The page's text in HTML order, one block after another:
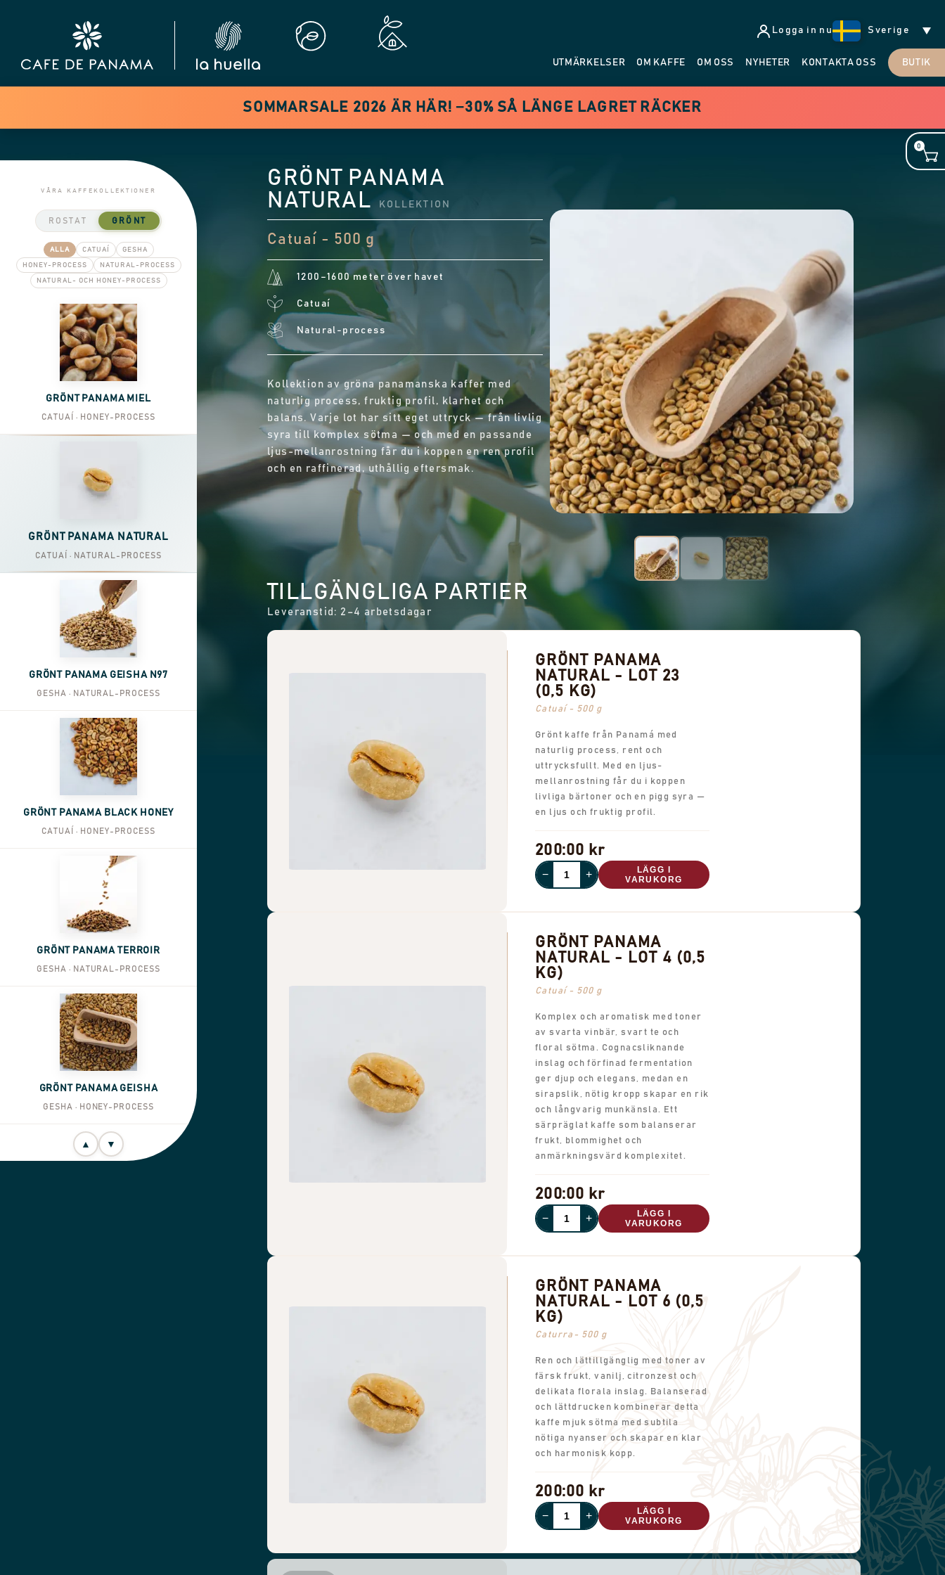
Logga in nu Sverige
UTMÄRKELSER OM KAFFE OM OSS NYHETER KONTAKTA OSS BUTIK
0
SOMMARSALE 2026 ÄR HÄR! −30% SÅ LÄNGE LAGRET RÄCKER
VÅRA KAFFEKOLLEKTIONER
ROSTAT GRÖNT
ALLA CATUAÍ GESHA
HONEY-PROCESS NATURAL-PROCESS
NATURAL- OCH HONEY-PROCESS
GRÖNT PANAMA MIEL
CATUAÍ · HONEY-PROCESS
GRÖNT PANAMA NATURAL
CATUAÍ · NATURAL-PROCESS
GRÖNT PANAMA GEISHA N97
GESHA · NATURAL-PROCESS
GRÖNT PANAMA BLACK HONEY
CATUAÍ · HONEY-PROCESS
GRÖNT PANAMA TERROIR
GESHA · NATURAL-PROCESS
GRÖNT PANAMA GEISHA
GESHA · HONEY-PROCESS
▲ ▼
GRÖNT PANAMA
NATURAL KOLLEKTION
Catuaí - 500 g
1200–1600 meter över havet
Catuaí
Natural-process
Kollektion av gröna panamanska kaffer med
naturlig process, fruktig profil, klarhet och
balans. Varje lot har sitt eget uttryck — från livlig
syra till komplex sötma — och med en passande
ljus-mellanrostning får du i koppen en ren profil
och en raffinerad, uthållig eftersmak.
TILLGÄNGLIGA PARTIER
Leveranstid: 2–4 arbetsdagar
GRÖNT PANAMA
NATURAL - LOT 23
(0,5 KG)
Catuaí - 500 g
Grönt kaffe från Panamá med
naturlig process, rent och
uttrycksfullt. Med en ljus-
mellanrostning får du i koppen
livliga bärtoner och en pigg syra —
en ljus och fruktig profil.
200:00 kr
− +
LÄGG I
VARUKORG
GRÖNT PANAMA
NATURAL - LOT 4 (0,5
KG)
Catuaí - 500 g
Komplex och aromatisk med toner
av svarta vinbär, svart te och
floral sötma. Cognacsliknande
inslag och förfinad fermentation
ger djup och elegans, medan en
sirapslik, nötig kropp skapar en rik
och långvarig munkänsla. Ett
särpräglat kaffe som balanserar
frukt, blommighet och
anmärkningsvärd komplexitet.
200:00 kr
− +
LÄGG I
VARUKORG
GRÖNT PANAMA
NATURAL - LOT 6 (0,5
KG)
Caturra- 500 g
Ren och lättillgänglig med toner av
färsk frukt, vanilj, citronzest och
delikata florala inslag. Balanserad
och lättdrucken kombinerar detta
kaffe mjuk sötma med subtila
nötiga nyanser och skapar en klar
och harmonisk kopp.
200:00 kr
− +
LÄGG I
VARUKORG